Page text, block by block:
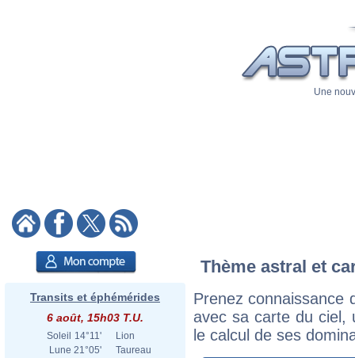
Une
Transits et éphémérides
6 août, 15h03 T.U.
Soleil 14°11'
Lion
Lune 21°05'
Taureau
Thème astral et
Prenez connaissance
avec sa carte du ciel,
le calcul de ses